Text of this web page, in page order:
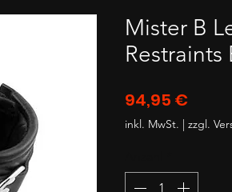
Mister B
Restraints
94,95 €
inkl. MwSt. | zzgl.